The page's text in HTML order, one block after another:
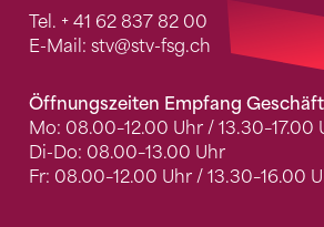
Tel. + 41 62 837 82 00
E-Mail: stv@stv-fsg.ch
Öffnungszeiten Empfang
Mo: 08.00–12.00 Uhr / 13.30–17.00
Di-Do: 08.00–13.00 Uhr
Fr: 08.00–12.00 Uhr / 13.30–16.00